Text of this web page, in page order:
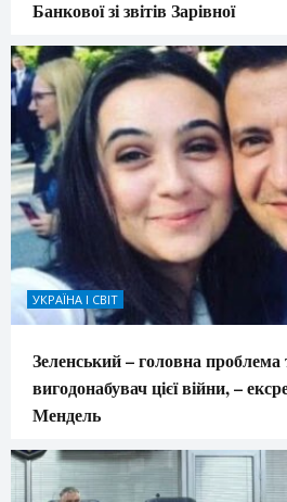
Банкової зі звітів Зарівної
УКРАЇНА І СВІТ
Зеленський – головна
вигодонабувач цієї війни, –
Мендель